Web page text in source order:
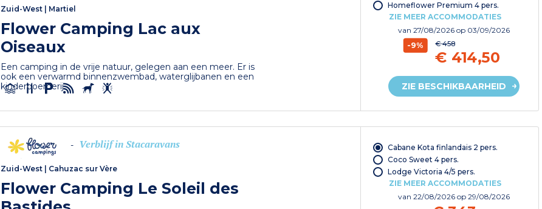
Zuid-West | Martiel
Flower Camping Lac aux
Oiseaux
Een camping in de vrije natuur, gelegen aan een meer. Er is
ook een verwarmd binnenzwembad, waterglijbanen en een
kinderboerderij.
Homeflower Premium 4 pers.
ZIE MEER ACCOMMODATIES
van 27/08/2026 op 03/09/2026
-9% € 458
€ 414,50
ZIE BESCHIKBAARHEID
- Verblijf in Stacaravans
Zuid-West | Cahuzac sur Vère
Flower Camping Le Soleil des
Cabane Kota finlandais 2 pers.
Coco Sweet 4 pers.
Lodge Victoria 4/5 pers.
ZIE MEER ACCOMMODATIES
van 22/08/2026 op 29/08/2026